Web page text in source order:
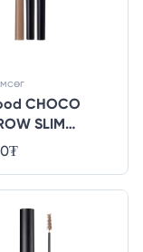
CHOCO
SLIM
02 BROWN
₮